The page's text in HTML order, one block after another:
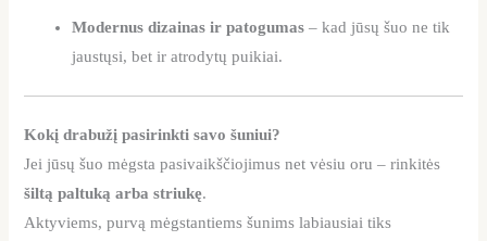
Modernus dizainas ir patogumas – kad jūsų šuo ne tik
jaustųsi, bet ir atrodytų puikiai.
Kokį drabužį pasirinkti savo šuniui?
Jei jūsų šuo mėgsta pasivaikščiojimus net vėsiu oru – rinkitės
šiltą paltuką arba striukę.
Aktyviems, purvą mėgstantiems šunims labiausiai tiks